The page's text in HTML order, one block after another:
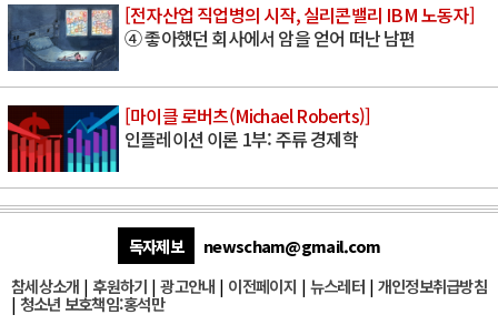
[전자산업 직업병의 시작, 실리콘밸리 IBM 노동자]
④ 좋아했던 회사에서 암을 얻어 떠난 남편
[마이클 로버츠(Michael Roberts)]
인플레이션 이론 1부: 주류 경제학
독자제보
newscham@gmail.com
참세상소개 | 후원하기 |광고안내 | 이전페이지 | 뉴스레터| 개인정보취급방침
| 청소년 보호책임:홍석만